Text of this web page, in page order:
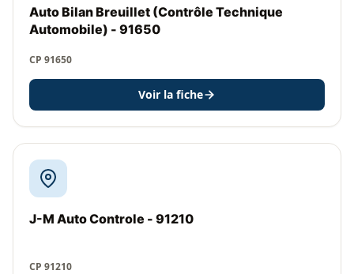
Auto Bilan Breuillet (Contrôle Technique
Automobile) - 91650
CP 91650
Voir la fiche
J-M Auto Controle - 91210
CP 91210